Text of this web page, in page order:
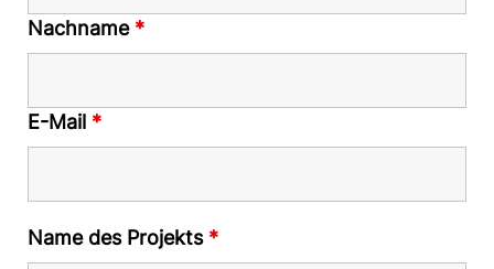
Nachname *
E-Mail *
Name des Projekts *